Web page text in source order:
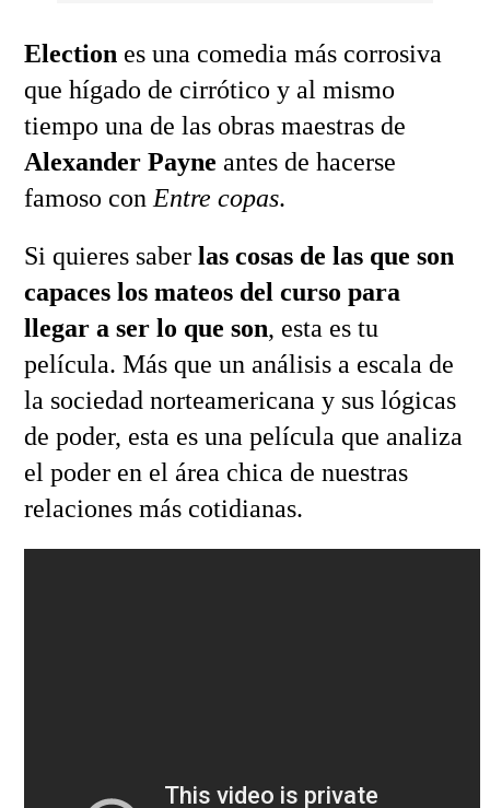
Election es una comedia más corrosiva
que hígado de cirrótico y al mismo
tiempo una de las obras maestras de
Alexander Payne antes de hacerse
famoso con Entre copas.
Si quieres saber las cosas de las que son
capaces los mateos del curso para
llegar a ser lo que son, esta es tu
película. Más que un análisis a escala de
la sociedad norteamericana y sus lógicas
de poder, esta es una película que analiza
el poder en el área chica de nuestras
relaciones más cotidianas.